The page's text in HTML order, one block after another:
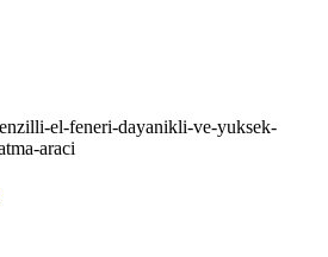
el-feneri-dayanikli-ve-yuksek-
araci